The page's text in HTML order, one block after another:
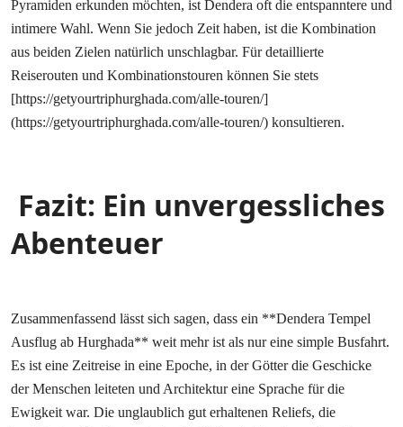
Pyramiden erkunden möchten, ist Dendera oft die entspanntere und
intimere Wahl. Wenn Sie jedoch Zeit haben, ist die Kombination
aus beiden Zielen natürlich unschlagbar. Für detaillierte
Reiserouten und Kombinationstouren können Sie stets
[https://getyourtriphurghada.com/alle-touren/]
(https://getyourtriphurghada.com/alle-touren/) konsultieren.
Fazit: Ein unvergessliches
Abenteuer
Zusammenfassend lässt sich sagen, dass ein **Dendera Tempel
Ausflug ab Hurghada** weit mehr ist als nur eine simple Busfahrt.
Es ist eine Zeitreise in eine Epoche, in der Götter die Geschicke
der Menschen leiteten und Architektur eine Sprache für die
Ewigkeit war. Die unglaublich gut erhaltenen Reliefs, die